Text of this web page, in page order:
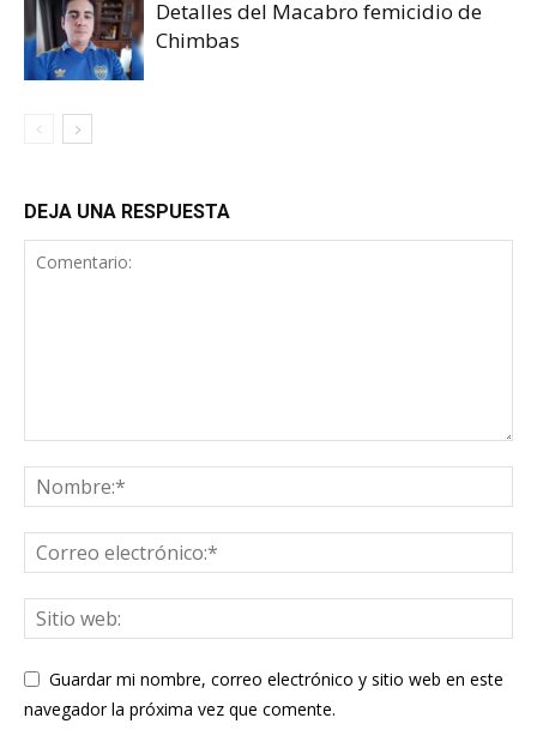
Detalles del Macabro femicidio de
Chimbas
DEJA UNA RESPUESTA
Guardar mi nombre, correo electrónico y sitio web en este
navegador la próxima vez que comente.